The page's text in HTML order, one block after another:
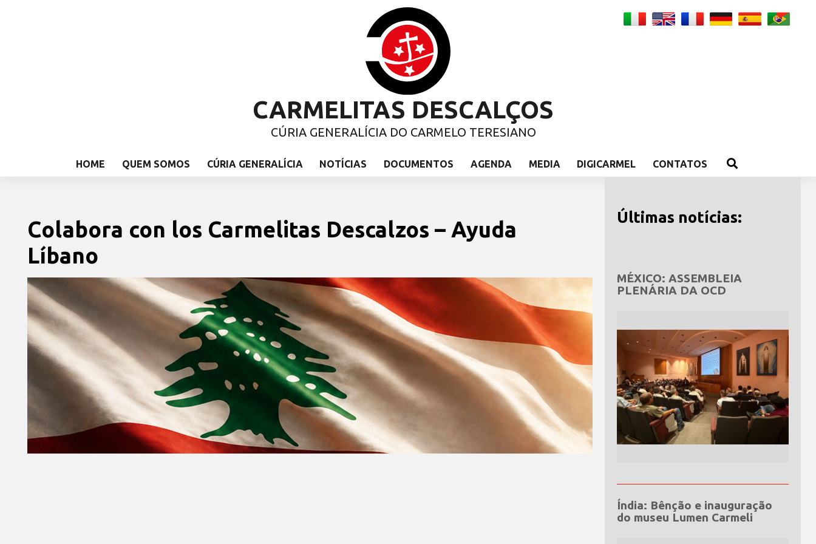
CARMELITAS DESCALÇOS
CÚRIA GENERALÍCIA DO CARMELO TERESIANO
HOME QUEM SOMOS CÚRIA GENERALÍCIA NOTÍCIAS DOCUMENTOS AGENDA MEDIA DIGICARMEL CONTATOS
Colabora con los Carmelitas Descalzos – Ayuda
Líbano
Últimas notícias:
MÉXICO: ASSEMBLEIA
PLENÁRIA DA OCD
Índia: Bênção e inauguração
do museu Lumen Carmeli